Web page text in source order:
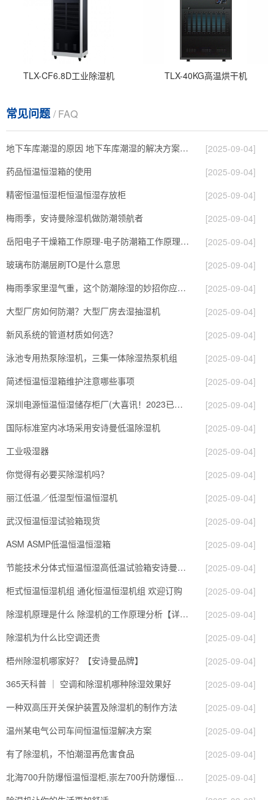
TLX-CF6.8D工业除湿机 TLX-40KG高温烘干机
常见问题/ FAQ
地下车库潮湿的原因 地下车库潮湿的解决方案 地下车库潮湿的物业
[2025-09-04]
药品恒温恒湿箱的使用
[2025-09-04]
精密恒温恒湿柜恒温恒湿存放柜
[2025-09-04]
梅雨季，安诗曼除湿机做防潮领航者
[2025-09-04]
岳阳电子干燥箱工作原理-电子防潮箱工作原理(2023已更新)
[2025-09-04]
玻璃布防潮层刷TO是什么意思
[2025-09-04]
梅雨季家里湿气重，这个防潮除湿的妙招你应该知晓
[2025-09-04]
大型厂房如何防潮？大型厂房去湿抽湿机
[2025-09-04]
新风系统的管道材质如何选？
[2025-09-04]
泳池专用热泵除湿机，三集一体除湿热泵机组
[2025-09-04]
简述恒温恒湿箱维护注意哪些事项
[2025-09-04]
深圳电源恒温恒湿储存柜厂(大喜讯！2023已更新)
[2025-09-04]
国际标准室内冰场采用安诗曼低温除湿机
[2025-09-04]
工业吸湿器
[2025-09-04]
你觉得有必要买除湿机吗？
[2025-09-04]
丽江低温／低湿型恒温恒湿机
[2025-09-04]
武汉恒温恒湿试验箱现货
[2025-09-04]
ASM ASMP低温恒温恒湿箱
[2025-09-04]
节能技术分体式恒温恒湿高低温试验箱安诗曼除湿机生产厂家
[2025-09-04]
柜式恒温恒湿机组 通化恒温恒湿机组 欢迎订购
[2025-09-04]
除湿机原理是什么 除湿机的工作原理分析【详细介绍】
[2025-09-04]
除湿机为什么比空调还贵
[2025-09-04]
梧州除湿机哪家好？【安诗曼品牌】
[2025-09-04]
365天科普 ｜ 空调和除湿机哪种除湿效果好
[2025-09-04]
一种双高压开关保护装置及除湿机的制作方法
[2025-09-04]
温州某电气公司车间恒温恒湿解决方案
[2025-09-04]
有了除湿机，不怕潮湿再危害食品
[2025-09-04]
北海700升防爆恒温恒湿柜,崇左700升防爆恒温恒湿柜
[2025-09-04]